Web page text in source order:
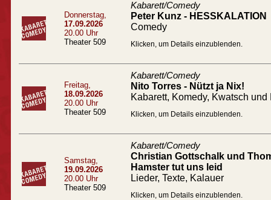
Donnerstag,
17.09.2026
20.00 Uhr
Theater 509
Kabarett/Comedy
Peter Kunz - HESSKALATION
Comedy
Klicken, um Details einzublenden.
Freitag,
18.09.2026
20.00 Uhr
Theater 509
Kabarett/Comedy
Nito Torres - Nützt ja Nix!
Kabarett, Komedy, Kwatsch und
Klicken, um Details einzublenden.
Samstag,
19.09.2026
20.00 Uhr
Theater 509
Kabarett/Comedy
Christian Gottschalk und
Hamster tut uns leid
Lieder, Texte, Kalauer
Klicken, um Details einzublenden.